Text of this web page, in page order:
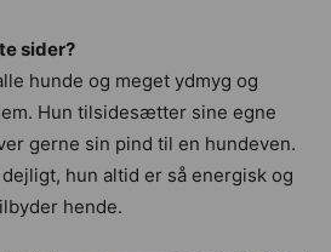
sider?
hunde og meget ydmyg og
Hun tilsidesætter sine egne
gerne sin pind til en hundeven.
hun altid er så energisk og
hende.